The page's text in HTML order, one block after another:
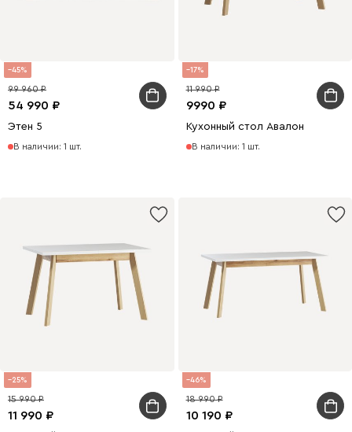
45
54 990
99 960
Этен 5
В наличии: 1 шт.
17
9990
11 990
Кухонный стол Авалон
В наличии: 1 шт.
25
11 990
15 990
46
10 190
18 990